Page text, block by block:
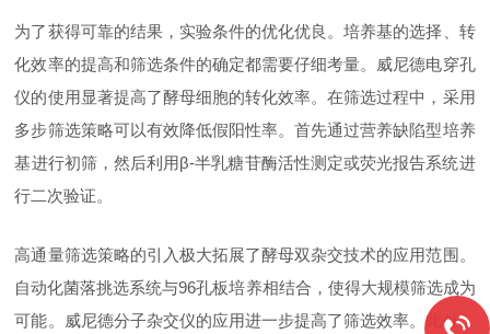
为了获得可靠的结果，实验条件的优化优良。培养基的选择、转
化效率的提高和筛选条件的确定都需要仔细考量。威尼德电穿孔
仪的使用显著提高了酵母细胞的转化效率。在筛选过程中，采用
多步筛选策略可以有效降低假阳性率。首先通过营养缺陷型培养
基进行初筛，然后利用β-半乳糖苷酶活性测定或荧光报告系统进
行二次验证。
高通量筛选策略的引入极大拓展了酵母双杂交技术的应用范围。
自动化菌落挑选系统与96孔板培养相结合，使得大规模筛选成为
可能。威尼德分子杂交仪的应用进一步提高了筛选效率。此外，